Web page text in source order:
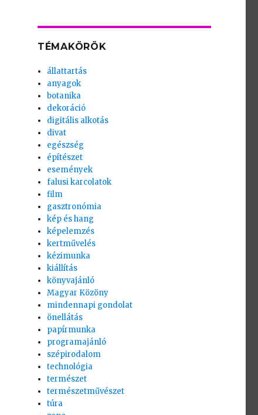
TÉMAKÖRÖK
állattartás
anyagok
botanika
dekoráció
digitális alkotás
divat
egészség
építészet
események
falusi karcolatok
film
gasztronómia
kép és hang
képelemzés
kertművelés
kézimunka
kiállítás
könyvajánló
Magyar Közöny
mindennapi gondolat
önellátás
papírmunka
programajánló
szépirodalom
technológia
természet
természetművészet
túra